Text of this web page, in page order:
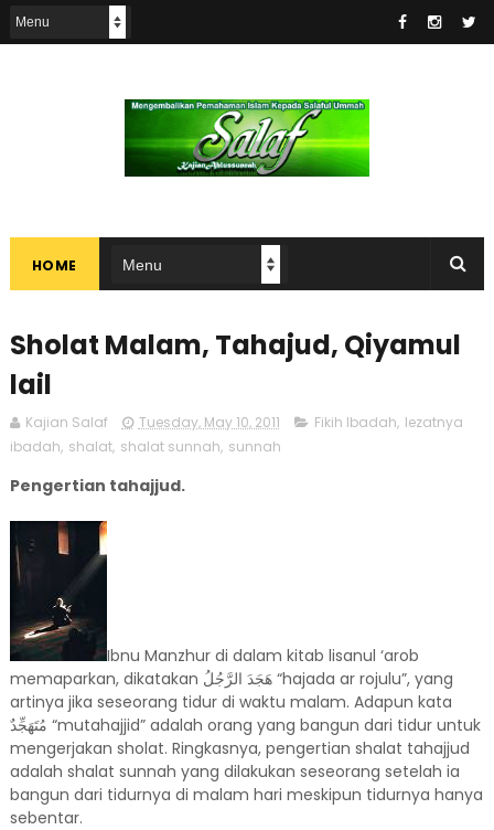
HOME
Sholat Malam, Tahajud, Qiyamul
lail
Kajian Salaf Tuesday, May 10, 2011 Fikih Ibadah, lezatnya
ibadah, shalat, shalat sunnah, sunnah
Pengertian tahajjud.
Ibnu Manzhur di dalam kitab lisanul ‘arob
memaparkan, dikatakan
هَجَدَ الرَّجُلُ “hajada ar rojulu”, yang
artinya jika seseorang tidur di waktu malam. Adapun kata
“mutahajjid” adalah orang yang bangun dari tidur untuk
mengerjakan sholat. Ringkasnya, pengertian shalat tahajjud
adalah shalat sunnah yang dilakukan seseorang setelah ia
bangun dari tidurnya di malam hari meskipun tidurnya hanya
sebentar.